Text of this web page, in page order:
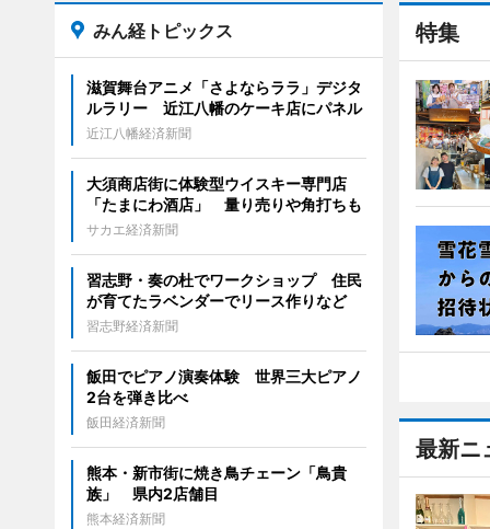
特集
最新ニ
みん経トピックス
滋賀舞台アニメ「さよならララ」デジタ
ルラリー 近江八幡のケーキ店にパネル
近江八幡経済新聞
大須商店街に体験型ウイスキー専門店
「たまにわ酒店」 量り売りや角打ちも
サカエ経済新聞
習志野・奏の杜でワークショップ 住民
が育てたラベンダーでリース作りなど
習志野経済新聞
飯田でピアノ演奏体験 世界三大ピアノ
2台を弾き比べ
飯田経済新聞
熊本・新市街に焼き鳥チェーン「鳥貴
族」 県内2店舗目
熊本経済新聞